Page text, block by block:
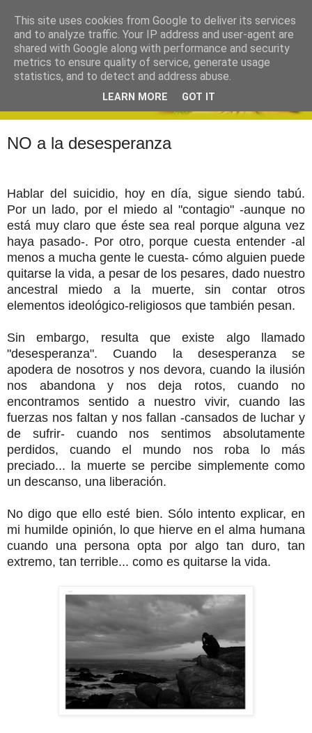
NO a la desesperanza
Hablar del suicidio, hoy en día, sigue siendo tabú.
Por un lado, por el miedo al "contagio" -aunque no
está muy claro que éste sea real porque alguna vez
haya pasado-. Por otro, porque cuesta entender -al
menos a mucha gente le cuesta- cómo alguien puede
quitarse la vida, a pesar de los pesares, dado nuestro
ancestral miedo a la muerte, sin contar otros
elementos ideológico-religiosos que también pesan.
Sin embargo, resulta que existe algo llamado
"desesperanza". Cuando la desesperanza se
apodera de nosotros y nos devora, cuando la ilusión
nos abandona y nos deja rotos, cuando no
encontramos sentido a nuestro vivir, cuando las
fuerzas nos faltan y nos fallan -cansados de luchar y
de sufrir- cuando nos sentimos absolutamente
perdidos, cuando el mundo nos roba lo más
preciado... la muerte se percibe simplemente como
un descanso, una liberación.
No digo que ello esté bien. Sólo intento explicar, en
mi humilde opinión, lo que hierve en el alma humana
cuando una persona opta por algo tan duro, tan
extremo, tan terrible... como es quitarse la vida.
This site uses cookies from Google to deliver its services
and to analyze traffic. Your IP address and user-agent are
shared with Google along with performance and security
metrics to ensure quality of service, generate usage
statistics, and to detect and address abuse.
LEARN MORE GOT IT